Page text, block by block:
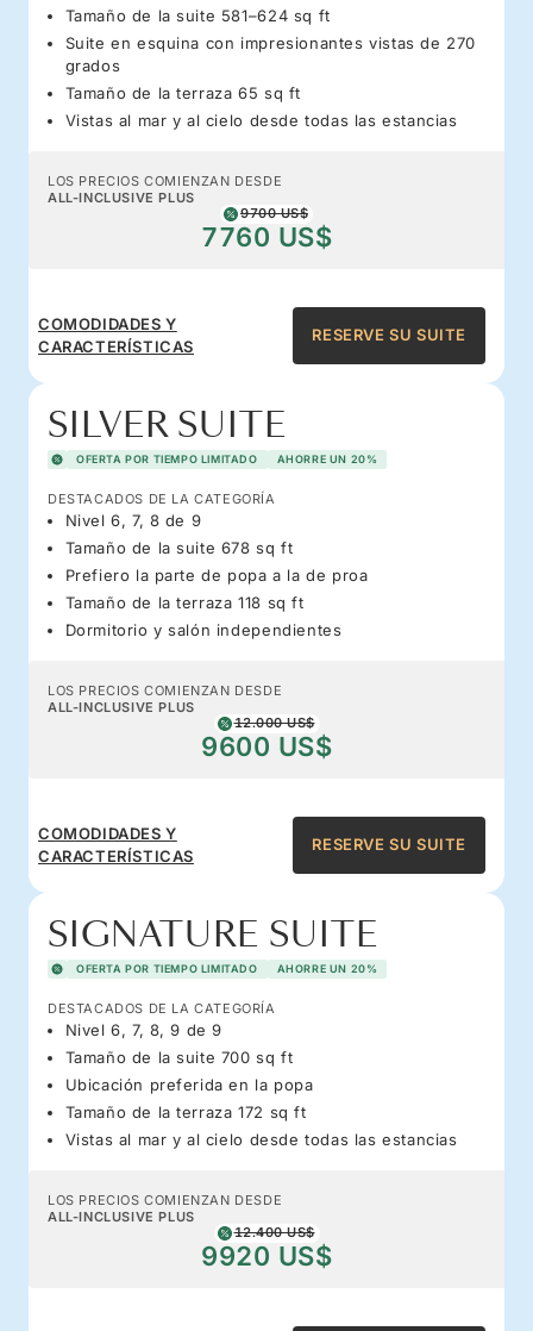
Tamaño de la suite 581–624 sq ft
Suite en esquina con impresionantes vistas de 270
grados
Tamaño de la terraza 65 sq ft
Vistas al mar y al cielo desde todas las estancias
LOS PRECIOS COMIENZAN DESDE
ALL-INCLUSIVE PLUS
9700 US$
7760 US$
COMODIDADES Y
CARACTERÍSTICAS
RESERVE SU SUITE
SILVER SUITE
OFERTA POR TIEMPO LIMITADO AHORRE UN 20%
DESTACADOS DE LA CATEGORÍA
Nivel 6, 7, 8 de 9
Tamaño de la suite 678 sq ft
Prefiero la parte de popa a la de proa
Tamaño de la terraza 118 sq ft
Dormitorio y salón independientes
LOS PRECIOS COMIENZAN DESDE
ALL-INCLUSIVE PLUS
12.000 US$
9600 US$
COMODIDADES Y
CARACTERÍSTICAS
RESERVE SU SUITE
SIGNATURE SUITE
OFERTA POR TIEMPO LIMITADO AHORRE UN 20%
DESTACADOS DE LA CATEGORÍA
Nivel 6, 7, 8, 9 de 9
Tamaño de la suite 700 sq ft
Ubicación preferida en la popa
Tamaño de la terraza 172 sq ft
Vistas al mar y al cielo desde todas las estancias
LOS PRECIOS COMIENZAN DESDE
ALL-INCLUSIVE PLUS
12.400 US$
9920 US$